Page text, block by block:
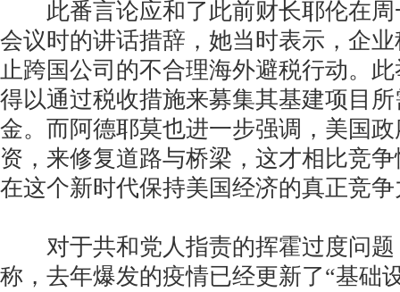
此番言论应和了此前财长耶伦在周
会议时的讲话措辞，她当时表示，企
止跨国公司的不合理海外避税行动。
得以通过税收措施来募集其基建项目
金。而阿德耶莫也进一步强调，美国
资，来修复道路与桥梁，这才相比竞
在这个新时代保持美国经济的真正竞
对于共和党人指责的挥霍过度问题
称，去年爆发的疫情已经更新了“基础